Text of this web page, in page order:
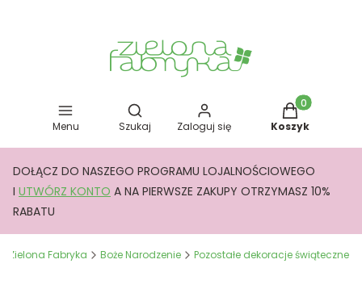
Menu
Otwórz wyszukiwarkę
Szukaj Zaloguj się
Produkty w
Koszyk
DOŁĄCZ DO NASZEGO PROGRAMU LOJALNOŚCIOWEGO
I UTWÓRZ KONTO A NA PIERWSZE ZAKUPY OTRZYMASZ 10%
RABATU
Zielona Fabryka Boże Narodzenie Pozostałe dekoracje świąteczne